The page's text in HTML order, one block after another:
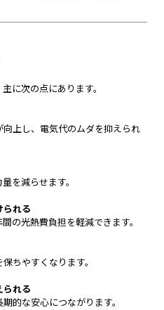
に次の点にあります。
上し、電気代のムダを抑えられ
を減らせます。
られる
の光熱費負担を軽減できます。
ちやすくなります。
られる
的な安心につながります。